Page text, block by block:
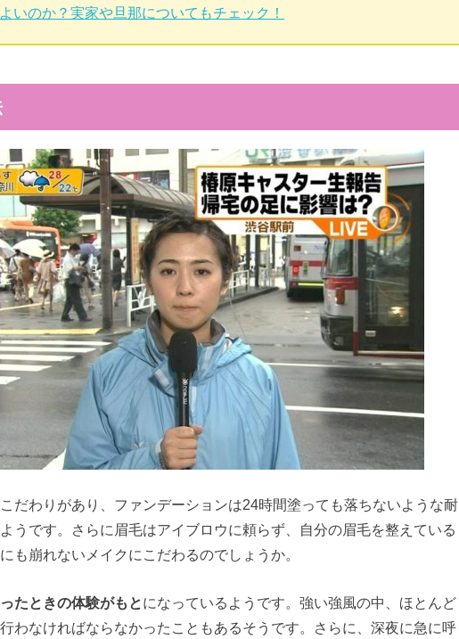
いのか？実家や旦那についてもチェック！
だわりがあり、ファンデーションは24時間塗っても落ちないような耐
うです。さらに眉毛はアイブロウに頼らず、自分の眉毛を整えている
も崩れないメイクにこだわるのでしょうか。
たときの体験がもとになっているようです。強い強風の中、ほとんど
わなければならなかったこともあるそうです。さらに、深夜に急に呼